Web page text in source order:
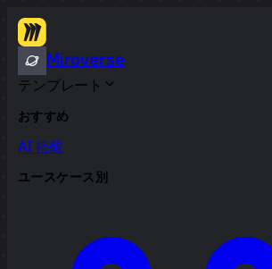
Miroverse
テンプレート
おすすめ
AI 搭載
ユースケース別